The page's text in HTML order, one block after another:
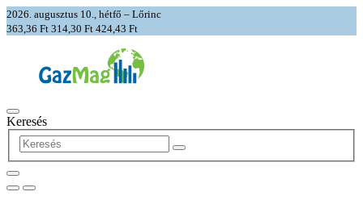
2026. augusztus 10., hétfő – Lőrinc
363,36 Ft 314,30 Ft 424,43 Ft
Keresés